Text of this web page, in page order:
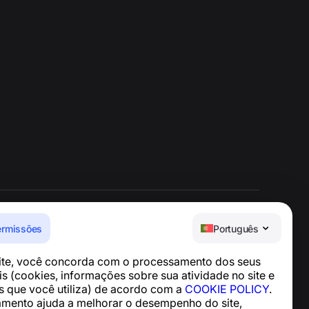
Português
você concorda com o processamento dos seus
(cookies, informações sobre sua atividade no site e
que você utiliza) de acordo com a COOKIE POLICY.
ajuda a melhorar o desempenho do site,
Notícias e Artigos
Sobre o projeto
Contatos